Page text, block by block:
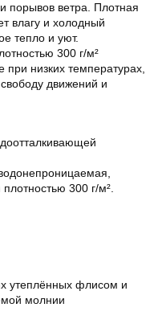
порывов ветра. Плотная
влагу и холодный
тепло и уют.
300 г/м²
при низких температурах,
движений и
300 г/м².
утеплённых флисом и
молнии